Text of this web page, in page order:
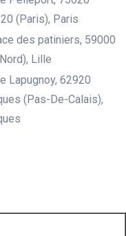
(Paris), Paris
des patiniers, 59000
Lille
Lapugnoy, 62920
(Pas-De-Calais),